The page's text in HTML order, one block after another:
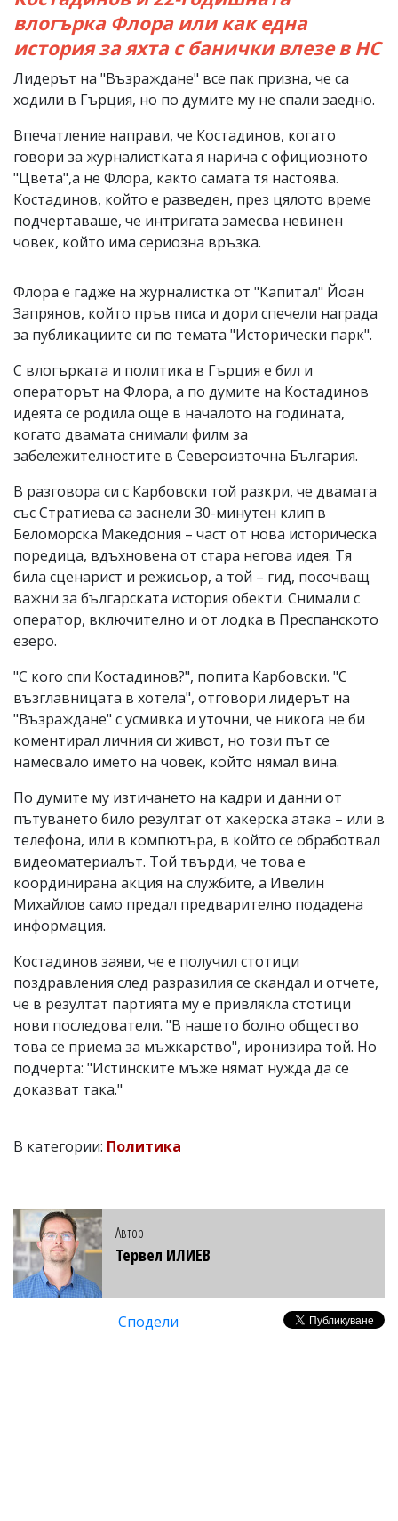
влогърка Флора или как една
история за яхта с банички влезе в НС
Лидерът на "Възраждане" все пак призна, че са
ходили в Гърция, но по думите му не спали заедно.
Впечатление направи, че Костадинов, когато
говори за журналистката я нарича с официозното
"Цвета",а не Флора, както самата тя настоява.
Костадинов, който е разведен, през цялото време
подчертаваше, че интригата замесва невинен
човек, който има сериозна връзка.
Флора е гадже на журналистка от "Капитал" Йоан
Запрянов, който пръв писа и дори спечели награда
за публикациите си по темата "Исторически парк".
С влогърката и политика в Гърция е бил и
операторът на Флора, а по думите на Костадинов
идеята се родила още в началото на годината,
когато двамата снимали филм за
забележителностите в Североизточна България.
В разговора си с Карбовски той разкри, че двамата
със Стратиева са заснели 30-минутен клип в
Беломорска Македония – част от нова историческа
поредица, вдъхновена от стара негова идея. Тя
била сценарист и режисьор, а той – гид, посочващ
важни за българската история обекти. Снимали с
оператор, включително и от лодка в Преспанското
езеро.
"С кого спи Костадинов?", попита Карбовски. "С
възглавницата в хотела", отговори лидерът на
"Възраждане" с усмивка и уточни, че никога не би
коментирал личния си живот, но този път се
намесвало името на човек, който нямал вина.
По думите му изтичането на кадри и данни от
пътуването било резултат от хакерска атака – или в
телефона, или в компютъра, в който се обработвал
видеоматериалът. Той твърди, че това е
координирана акция на службите, а Ивелин
Михайлов само предал предварително подадена
информация.
Костадинов заяви, че е получил стотици
поздравления след разразилия се скандал и отчете,
че в резултат партията му е привлякла стотици
нови последователи. "В нашето болно общество
това се приема за мъжкарство", иронизира той. Но
подчерта: "Истинските мъже нямат нужда да се
доказват така."
В категории: Политика
Автор
Тервел ИЛИЕВ
Сподели